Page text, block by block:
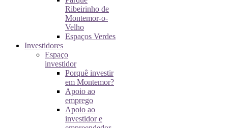
Ribeirinho de
Montemor-o-
Velho
Espaços Verdes
Investidores
Espaço
investidor
Porquê investir
em Montemor?
Apoio ao
emprego
Apoio ao
investidor e